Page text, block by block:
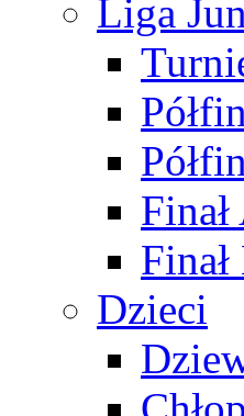
Liga
Finał
Finał
Dzieci